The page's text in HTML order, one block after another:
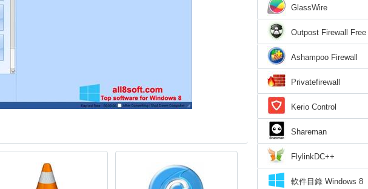
GlassWire
Outpost Firewall Free
Ashampoo Firewall
Privatefirewall
Kerio Control
Shareman
FlylinkDC++
軟件目錄 Windows 8